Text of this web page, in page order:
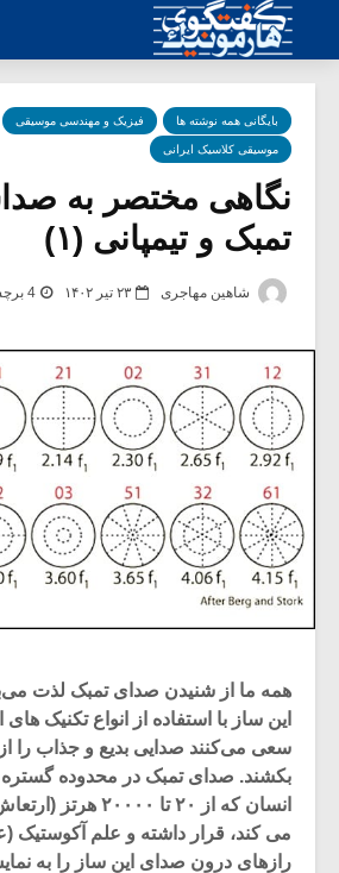
بایگانی همه نوشته ها فیزیک و مهندسی موسیقی
موسیقی کلاسیک ایرانی
نگاهی مختصر به
تمبک و تیمپانی (۱)
شاهین مهاجری ۲۳ تیر ۱۴۰۲ 4 برچسب -
همه ما از شنیدن صدای تمبک لذت
این ساز با استفاده از انواع تکنیک
سعی می‌کنند صدایی بدیع و جذاب را
بکشند. صدای تمبک در محدوده
انسان که از ۲۰ تا
می کند، قرار داشته و علم آکوستیک
رازهای درون صدای این ساز را به